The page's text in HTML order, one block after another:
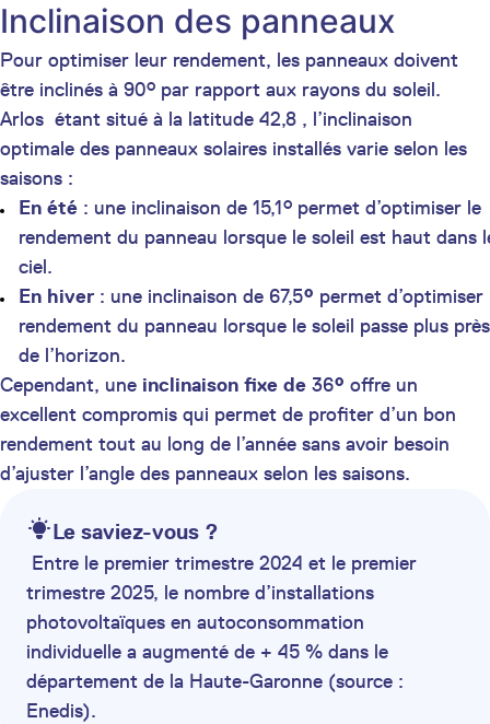
Inclinaison des panneaux
Pour optimiser leur rendement, les panneaux doivent
être inclinés à 90° par rapport aux rayons du soleil.
Arlos étant situé à la latitude 42,8 , l’inclinaison
optimale des panneaux solaires installés varie selon les
saisons :
En été : une inclinaison de 15,1° permet d’optimiser le
rendement du panneau lorsque le soleil est haut dans
ciel.
En hiver : une inclinaison de 67,5° permet d’optimiser
rendement du panneau lorsque le soleil passe plus près
de l’horizon.
Cependant, une inclinaison fixe de 36° offre un
excellent compromis qui permet de profiter d’un bon
rendement tout au long de l’année sans avoir besoin
d’ajuster l’angle des panneaux selon les saisons.
Le saviez-vous ?
Entre le premier trimestre 2024 et le premier
trimestre 2025, le nombre d’installations
photovoltaïques en autoconsommation
individuelle a augmenté de + 45 % dans le
département de la Haute-Garonne (source :
Enedis).